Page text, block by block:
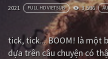
Tâm lý
Võ thuật - Kiếm hiệp
Kinh dị
2021 FULL HD VIETSUB 3,586
tick, tick... BOOM! là một
dựa trên câu chuyện có